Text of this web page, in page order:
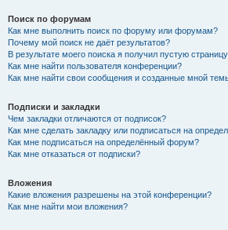
Поиск по форумам
Как мне выполнить поиск по форуму или форумам?
Почему мой поиск не даёт результатов?
В результате моего поиска я получил пустую
Как мне найти пользователя конференции?
Как мне найти свои сообщения и созданные мной
Подписки и закладки
Чем закладки отличаются от подписок?
Как мне сделать закладку или подписаться на
Как мне подписаться на определённый форум?
Как мне отказаться от подписки?
Вложения
Какие вложения разрешены на этой конференции?
Как мне найти мои вложения?